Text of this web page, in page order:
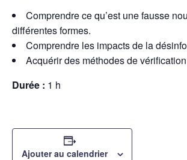
Comprendre ce qu’est une fausse
différentes formes.
Comprendre les impacts de la
Acquérir des méthodes de
Durée : 1 h
Ajouter au calendrier